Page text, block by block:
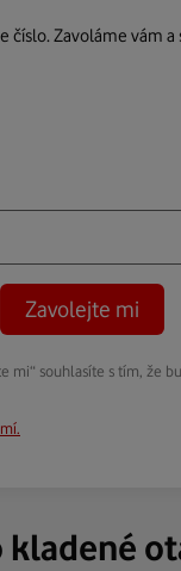
číslo. Zavoláme vám a
Zavolejte mi
mi“ souhlasíte s tím, že
kladené